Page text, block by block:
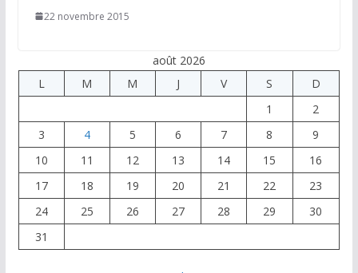
22 novembre 2015
août 2026
L
M M J V S
D
1
2
3
4 5 6 7 8
9
10
11 12 13 14 15
16
17
18 19 20 21 22
23
24
25 26 27 28 29
30
31